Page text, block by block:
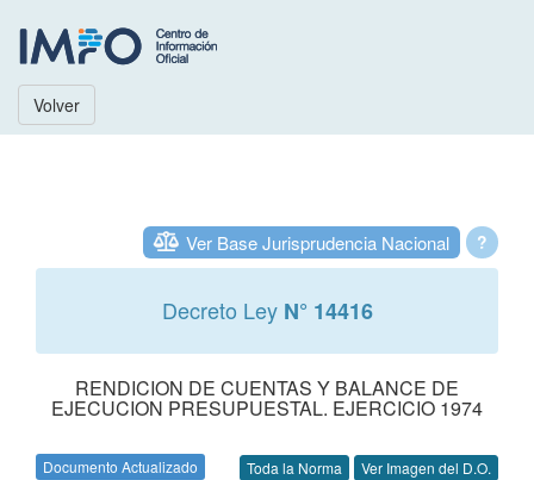
Volver
?
Ver Base Jurisprudencia Nacional
Decreto Ley N° 14416
RENDICION DE CUENTAS Y BALANCE DE
EJECUCION PRESUPUESTAL. EJERCICIO 1974
Documento Actualizado Toda la Norma Ver Imagen del D.O.